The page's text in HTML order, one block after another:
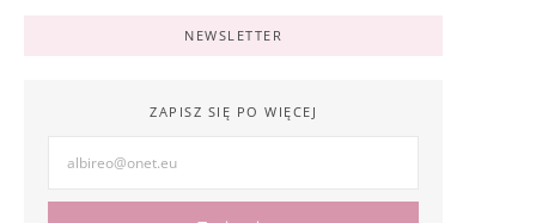
NEWSLETTER
ZAPISZ SIĘ PO WIĘCEJ